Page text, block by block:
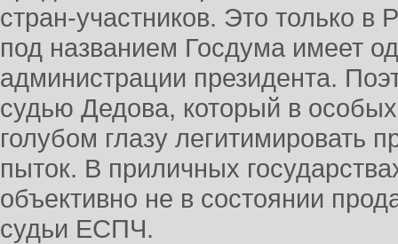
стран-участников. Это только в
под названием Госдума имеет
администрации президента.
судью Дедова, который в
голубом глазу легитимировать
пыток. В приличных
объективно не в состоянии
судьи ЕСПЧ.